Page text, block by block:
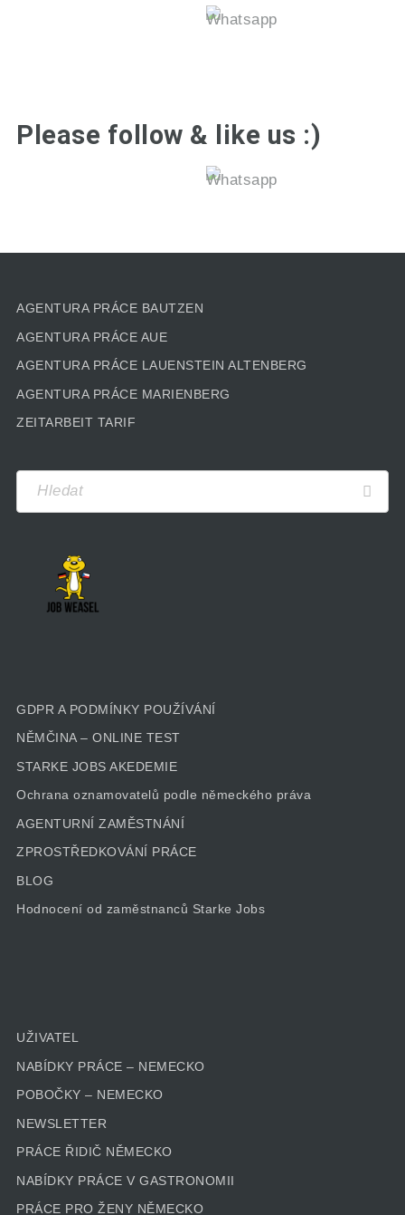
Please follow & like us :)
AGENTURA PRÁCE BAUTZEN
AGENTURA PRÁCE AUE
AGENTURA PRÁCE LAUENSTEIN ALTENBERG
AGENTURA PRÁCE MARIENBERG
ZEITARBEIT TARIF
GDPR A PODMÍNKY POUŽÍVÁNÍ
NĚMČINA – ONLINE TEST
STARKE JOBS AKEDEMIE
Ochrana oznamovatelů podle německého práva
AGENTURNÍ ZAMĚSTNÁNÍ
ZPROSTŘEDKOVÁNÍ PRÁCE
BLOG
Hodnocení od zaměstnanců Starke Jobs
UŽIVATEL
NABÍDKY PRÁCE – NEMECKO
POBOČKY – NEMECKO
NEWSLETTER
PRÁCE ŘIDIČ NĚMECKO
NABÍDKY PRÁCE V GASTRONOMII
PRÁCE PRO ŽENY NĚMECKO